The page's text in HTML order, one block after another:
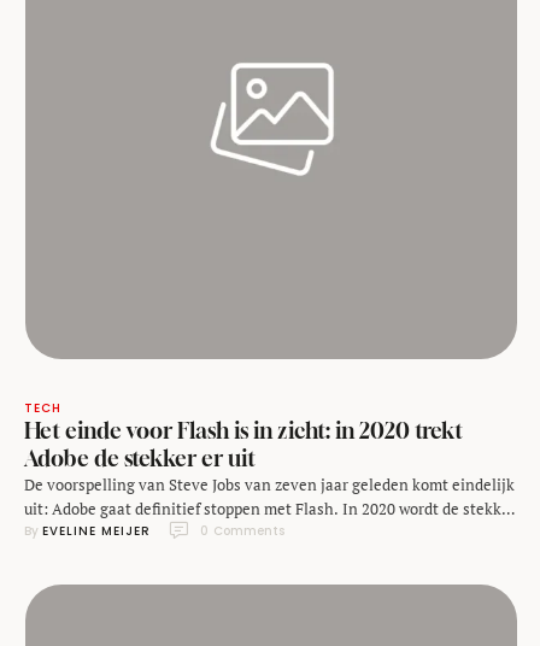
TECH
Het einde voor Flash is in zicht: in 2020 trekt
Adobe de stekker er uit
De voorspelling van Steve Jobs van zeven jaar geleden komt eindelijk
uit: Adobe gaat definitief stoppen met Flash. In 2020 wordt de stekker
er uit getrokken. Volgens Adobe is de bekende browserplugin
wordt de plugin dan ook niet meer bijgewerkt of gedistribueerd. Het
gebruik ervan werd al …
By EVELINE MEIJER 0 Comments